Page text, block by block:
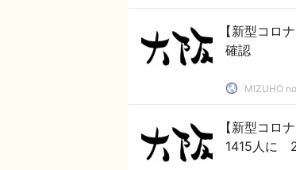
【新型コロ
確認
MIZUHO
【新型コロ
1415人に